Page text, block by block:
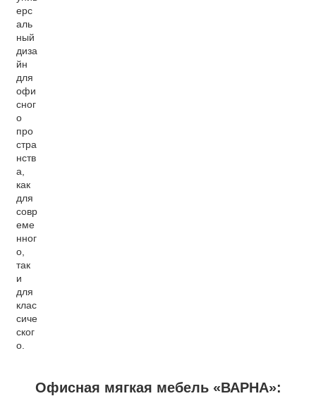
ерс
аль
ный
диза
йн
для
офи
сног
о
про
стра
нств
а,
как
для
совр
еме
нног
о,
так
и
для
клас
сиче
ског
о.
Офисная мягкая мебель «ВАРНА»: